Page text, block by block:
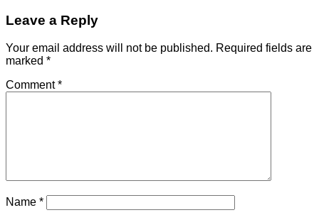
Leave a Reply
Your email address will not be published. Required fields are
marked *
Comment*
Name *